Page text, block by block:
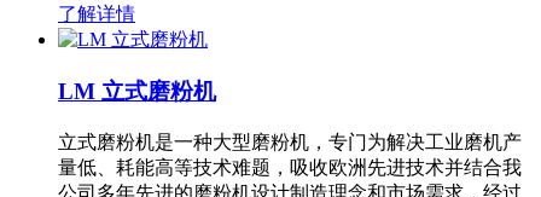
了解详情
LM 立式磨粉机
立式磨粉机是一种大型磨粉机，专门为解决工业磨机产
量低、耗能高等技术难题，吸收欧洲先进技术并结合我
公司多年先进的磨粉机设计制造理念和市场需求，经过